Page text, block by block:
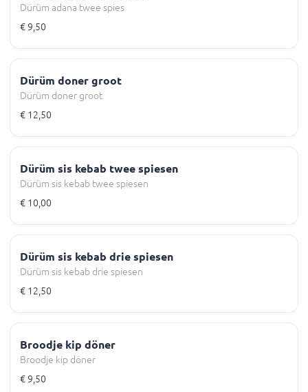
Dürüm adana twee spies
€ 9,50
Dürüm doner groot
Dürüm doner groot
€ 12,50
Dürüm sis kebab twee spiesen
Dürüm sis kebab twee spiesen
€ 10,00
Dürüm sis kebab drie spiesen
Dürüm sis kebab drie spiesen
€ 12,50
Broodje kip döner
Broodje kip döner
€ 9,50